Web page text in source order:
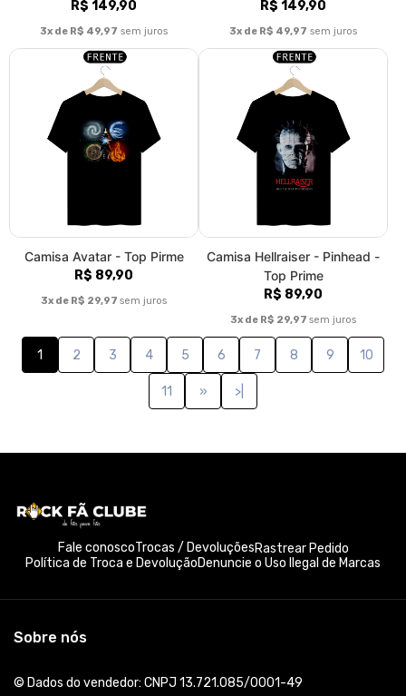
R$ 149,90
3x de R$ 49,97 sem juros
R$ 149,90
3x de R$ 49,97 sem juros
Camisa Avatar - Top Pirme
R$ 89,90
3x de R$ 29,97 sem juros
Camisa Hellraiser - Pinhead -
Top Prime
R$ 89,90
3x de R$ 29,97 sem juros
1 2 3 4 5 6 7 8 9 10
11 » >|
Fale conoscoTrocas / DevoluçõesRastrear Pedido
Política de Troca e DevoluçãoDenuncie o Uso Ilegal de Marcas
Sobre nós
© Dados do vendedor: CNPJ 13.721.085/0001-49